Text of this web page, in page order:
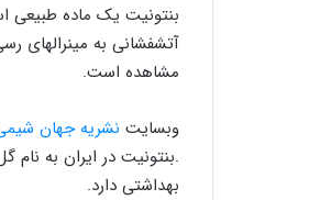
بنتونیت یک ماده
آتشفشانی به مینرالهای
مشاهده است.
وبسایت نشریه جهان
.بنتونیت در ایران به
بهداشتی دارد.